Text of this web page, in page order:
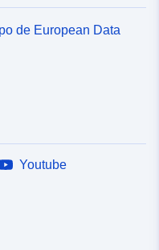
de European Data
Youtube